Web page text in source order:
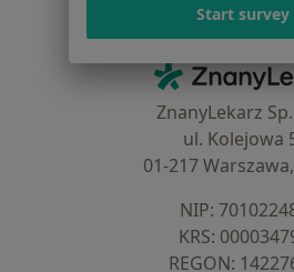
Centrum Pomocy dla
Kontakt
ZnanyLekarz
ul. Kolejowa
01-217
NIP:
KRS:
REGON:
Start survey